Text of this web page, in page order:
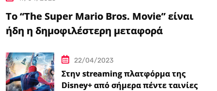
Το “The Super Mario Bros. Movie” είναι
ήδη η δημοφιλέστερη μεταφορά
22/04/2023
Στην streaming πλατφόρμα της
Disney+ από σήμερα πέντε ταινίες